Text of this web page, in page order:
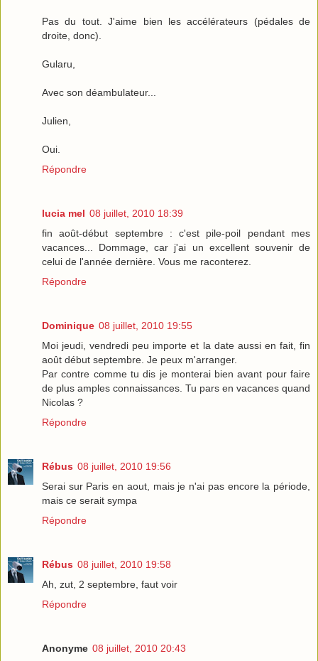
Pas du tout. J'aime bien les accélérateurs (pédales de
droite, donc).
Gularu,
Avec son déambulateur...
Julien,
Oui.
Répondre
lucia mel 08 juillet, 2010 18:39
fin août-début septembre : c'est pile-poil pendant mes
vacances... Dommage, car j'ai un excellent souvenir de
celui de l'année dernière. Vous me raconterez.
Répondre
Dominique 08 juillet, 2010 19:55
Moi jeudi, vendredi peu importe et la date aussi en fait, fin
août début septembre. Je peux m'arranger.
Par contre comme tu dis je monterai bien avant pour faire
de plus amples connaissances. Tu pars en vacances quand
Nicolas ?
Répondre
Rébus 08 juillet, 2010 19:56
Serai sur Paris en aout, mais je n'ai pas encore la période,
mais ce serait sympa
Répondre
Rébus 08 juillet, 2010 19:58
Ah, zut, 2 septembre, faut voir
Répondre
Anonyme 08 juillet, 2010 20:43